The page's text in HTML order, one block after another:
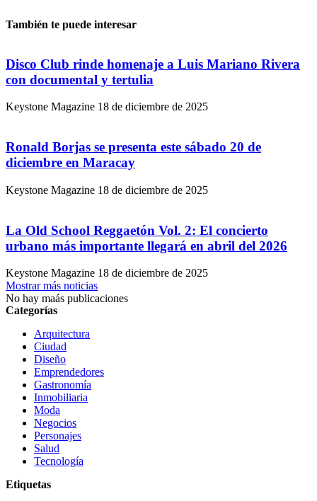
También te puede interesar
Disco Club rinde homenaje a Luis Mariano Rivera
con documental y tertulia
Keystone Magazine 18 de diciembre de 2025
Ronald Borjas se presenta este sábado 20 de
diciembre en Maracay
Keystone Magazine 18 de diciembre de 2025
La Old School Reggaetón Vol. 2: El concierto
urbano más importante llegará en abril del 2026
Keystone Magazine 18 de diciembre de 2025
Mostrar más noticias
No hay maás publicaciones
Categorías
Arquitectura
Ciudad
Diseño
Emprendedores
Gastronomía
Inmobiliaria
Moda
Negocios
Personajes
Salud
Tecnología
Etiquetas